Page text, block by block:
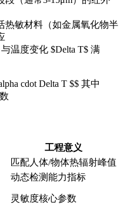
热敏材料（如金属氧化物半
温度变化 $Delta T$ 满
cdot Delta T $$ 其中
工程意义
匹配人体/物体热辐射峰值
动态检测能力指标
灵敏度核心参数